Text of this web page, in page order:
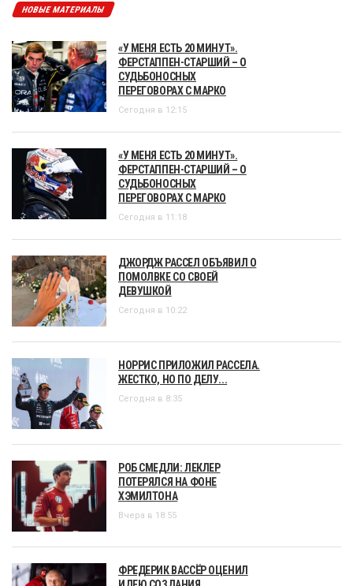
НОВЫЕ МАТЕРИАЛЫ
«У МЕНЯ ЕСТЬ 20 МИНУТ».
ФЕРСТАППЕН-СТАРШИЙ – О
СУДЬБОНОСНЫХ
ПЕРЕГОВОРАХ С МАРКО
Сегодня в 12:15
«У МЕНЯ ЕСТЬ 20 МИНУТ».
ФЕРСТАППЕН-СТАРШИЙ – О
СУДЬБОНОСНЫХ
ПЕРЕГОВОРАХ С МАРКО
Сегодня в 11:18
ДЖОРДЖ РАССЕЛ ОБЪЯВИЛ О
ПОМОЛВКЕ СО СВОЕЙ
ДЕВУШКОЙ
Сегодня в 10:22
НОРРИС ПРИЛОЖИЛ РАССЕЛА.
ЖЕСТКО, НО ПО ДЕЛУ...
Сегодня в 8:35
РОБ СМЕДЛИ: ЛЕКЛЕР
ПОТЕРЯЛСЯ НА ФОНЕ
ХЭМИЛТОНА
Вчера в 18:55
ФРЕДЕРИК ВАССЁР ОЦЕНИЛ